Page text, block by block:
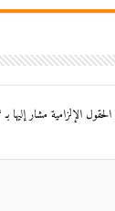
الحقول الإلزامية مشار إليها بـ